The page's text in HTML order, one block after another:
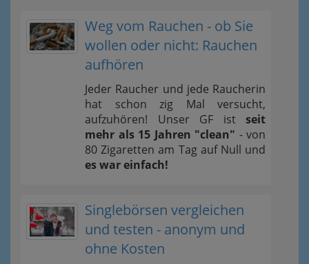
Weg vom Rauchen - ob Sie
wollen oder nicht: Rauchen
aufhören
Jeder Raucher und jede Raucherin
hat schon zig Mal versucht,
aufzuhören! Unser GF ist seit
mehr als 15 Jahren "clean" - von
80 Zigaretten am Tag auf Null und
es war einfach!
Singlebörsen vergleichen
und testen - anonym und
ohne Kosten